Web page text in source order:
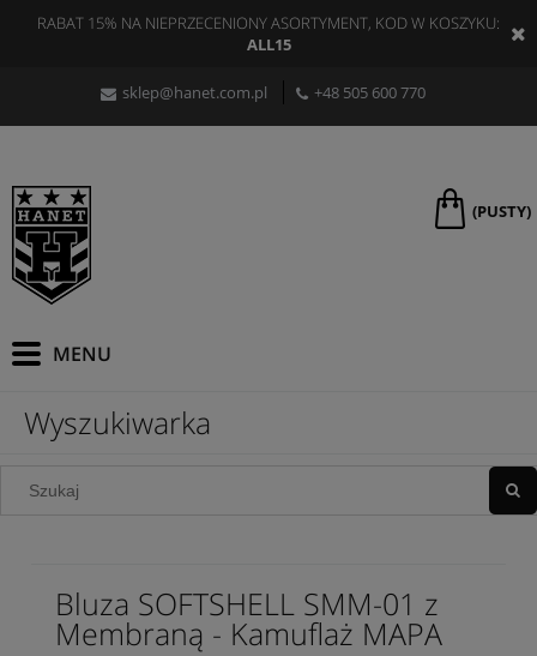
RABAT 15% NA NIEPRZECENIONY ASORTYMENT, KOD W KOSZYKU:
ALL15
sklep@hanet.com.pl +48 505 600 770
(PUSTY)
Wyszukiwarka
Bluza SOFTSHELL SMM-01 z
Membraną - Kamuflaż MAPA